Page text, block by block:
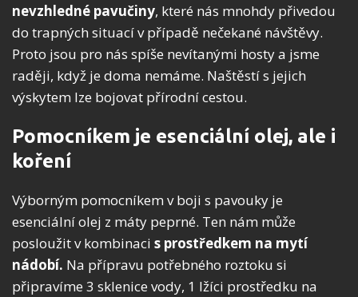
nevzhledné pavučiny, které nás mnohdy přivedou
do trapných situací v případě nečekané návštěvy.
Proto jsou pro nás spíše nevítanými hosty a jsme
raději, když je doma nemáme. Naštěstí s jejich
výskytem lze bojovat přírodní cestou.
Pomocníkem je esenciální olej, ale i
koření
Výborným pomocníkem v boji s pavouky je
esenciální olej z máty peprné. Ten nám může
posloužit v kombinaci s prostředkem na mytí
nádobí. Na přípravu potřebného roztoku si
připravíme 3 sklenice vody, 1 lžíci prostředku na